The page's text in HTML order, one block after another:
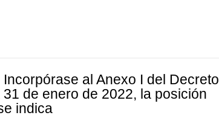
al Anexo I del Decreto
de enero de 2022, la posición
indica